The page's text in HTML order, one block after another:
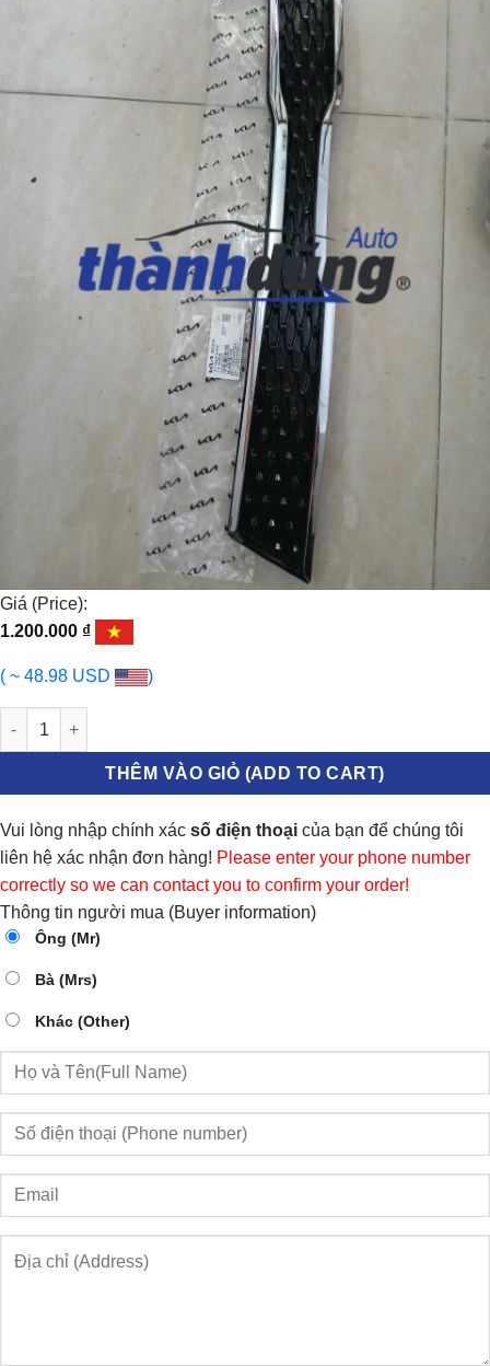
Giá (Price):
1.200.000 ₫
( ~ 48.98 USD )
MẶT CA LĂNG KIA SOLUTO 2018-2023 | 86350H7010 số lượng
THÊM VÀO GIỎ (ADD TO CART)
Vui lòng nhập chính xác số điện thoại của bạn để chúng tôi
liên hệ xác nhận đơn hàng! Please enter your phone number
correctly so we can contact you to confirm your order!
Thông tin người mua (Buyer information)
Ông (Mr)
Bà (Mrs)
Khác (Other)